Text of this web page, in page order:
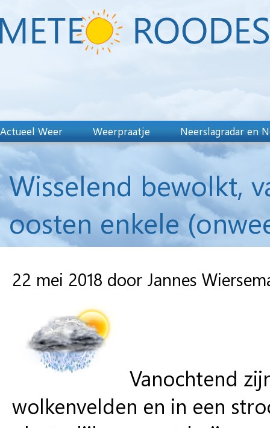
Actueel Weer Weerpraatje Neerslagradar en
Wisselend bewolkt,
oosten enkele
22 mei 2018 door Jannes
Vanochtend
wolkenvelden en in een